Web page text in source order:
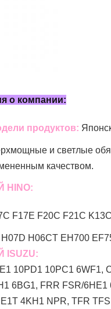
о компании:
продуктов:
и светлые
качеством.
HINO:
F17E F20C F21C
H06CT EH700
ISUZU:
10PD1 10PC1 6WF1,
6BG1, FRR FSR/
4KH1 NPR, TFR